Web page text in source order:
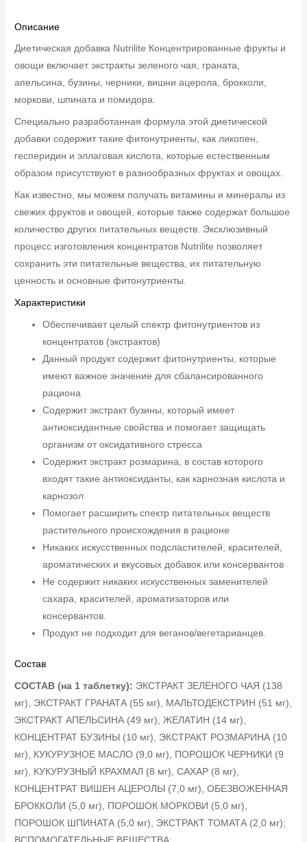
Описание
Диетическая добавка Nutrilite Концентрированные фрукты и
овощи включает экстракты зеленого чая, граната,
апельсина, бузины, черники, вишни ацерола, брокколи,
моркови, шпината и помидора.
Специально разработанная формула этой диетической
добавки содержит такие фитонутриенты, как ликопен,
гесперидин и эллаговая кислота, которые естественным
образом присутствуют в разнообразных фруктах и овощах.
Как известно, мы можем получать витамины и минералы из
свежих фруктов и овощей, которые также содержат большое
количество других питательных веществ. Эксклюзивный
процесс изготовления концентратов Nutrilite позволяет
сохранить эти питательные вещества, их питательную
ценность и основные фитонутриенты.
Характеристики
Обеспечивает целый спектр фитонутриентов из
концентратов (экстрактов)
Данный продукт содержит фитонутриенты, которые
имеют важное значение для сбалансированного
рациона
Содержит экстракт бузины, который имеет
антиоксидантные свойства и помогает защищать
организм от оксидативного стресса
Содержит экстракт розмарина, в состав которого
входят такие антиоксиданты, как карнозная кислота и
карнозол
Помогает расширить спектр питательных веществ
растительного происхождения в рационе
Никаких искусственных подсластителей, красителей,
ароматических и вкусовых добавок или консервантов
Не содержит никаких искусственных заменителей
сахара, красителей, ароматизаторов или
консервантов.
Продукт не подходит для веганов/вегетарианцев.
Состав
СОСТАВ (на 1 таблетку): ЭКСТРАКТ ЗЕЛЕНОГО ЧАЯ (138
мг), ЭКСТРАКТ ГРАНАТА (55 мг), МАЛЬТОДЕКСТРИН (51 мг),
ЭКСТРАКТ АПЕЛЬСИНА (49 мг), ЖЕЛАТИН (14 мг),
КОНЦЕНТРАТ БУЗИНЫ (10 мг), ЭКСТРАКТ РОЗМАРИНА (10
мг), КУКУРУЗНОЕ МАСЛО (9,0 мг), ПОРОШОК ЧЕРНИКИ (9
мг), КУКУРУЗНЫЙ КРАХМАЛ (8 мг), САХАР (8 мг),
КОНЦЕНТРАТ ВИШЕН АЦЕРОЛЫ (7,0 мг), ОБЕЗВОЖЕННАЯ
БРОККОЛИ (5,0 мг), ПОРОШОК МОРКОВИ (5,0 мг),
ПОРОШОК ШПИНАТА (5,0 мг), ЭКСТРАКТ ТОМАТА (2,0 мг);